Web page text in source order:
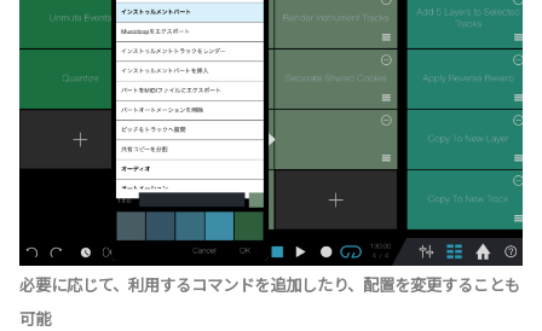
必要に応じて、利用するコマンドを追加したり、配置を変更することも
可能